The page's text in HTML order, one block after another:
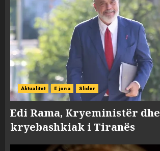
Aktualitet E jona Slider
Edi Rama, Kryeministër dhe
kryebashkiak i Tiranës